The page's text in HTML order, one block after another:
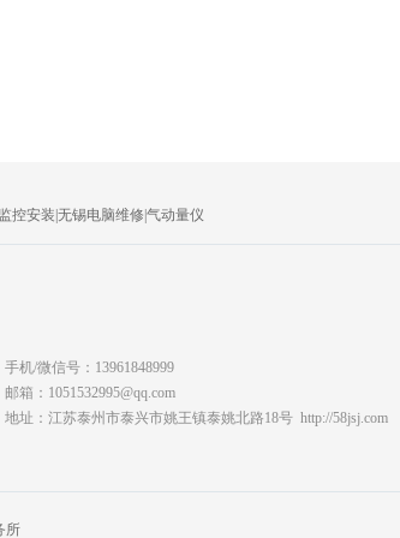
控安装 无锡电脑维修 气动量仪
手机/微信号：13961848999
邮箱：1051532995@qq.com
地址：江苏泰州市泰兴市姚王镇泰姚北路18号 http://58jsj.com
所